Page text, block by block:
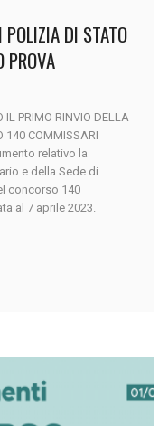
DI STATO
IL PRIMO RINVIO DELLA
140 COMMISSARI
relativo la
e della Sede di
concorso 140
al 7 aprile 2023.